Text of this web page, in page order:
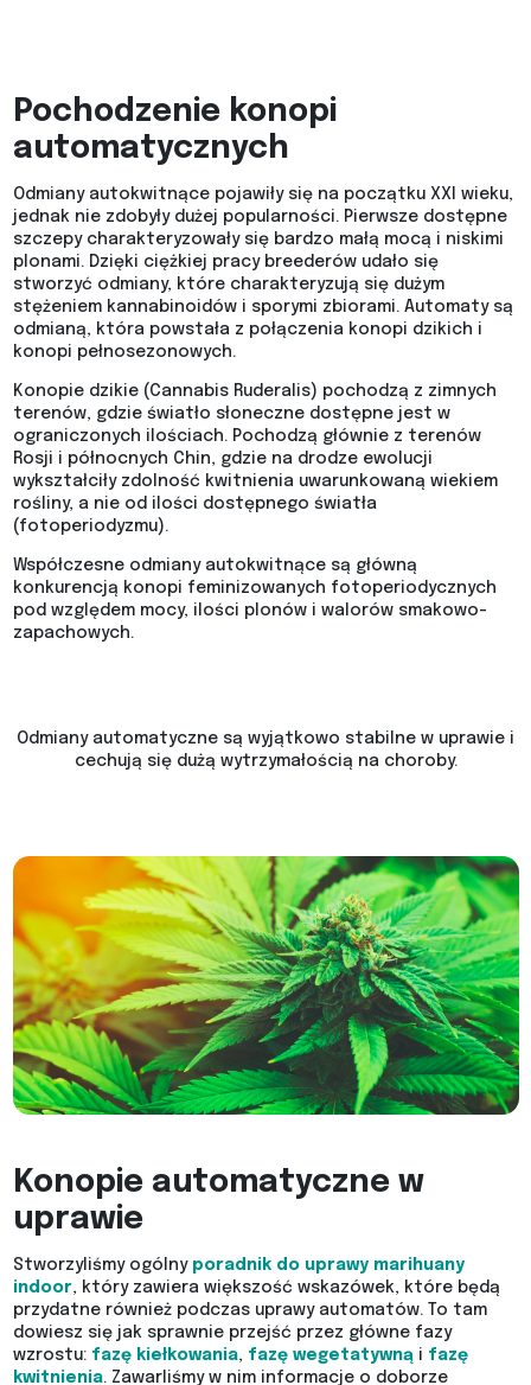
Pochodzenie konopi
automatycznych
Odmiany autokwitnące pojawiły się na początku XXI wieku,
jednak nie zdobyły dużej popularności. Pierwsze dostępne
szczepy charakteryzowały się bardzo małą mocą i niskimi
plonami. Dzięki ciężkiej pracy breederów udało się
stworzyć odmiany, które charakteryzują się dużym
stężeniem kannabinoidów i sporymi zbiorami. Automaty są
odmianą, która powstała z połączenia konopi dzikich i
konopi pełnosezonowych.
Konopie dzikie (Cannabis Ruderalis) pochodzą z zimnych
terenów, gdzie światło słoneczne dostępne jest w
ograniczonych ilościach. Pochodzą głównie z terenów
Rosji i północnych Chin, gdzie na drodze ewolucji
wykształciły zdolność kwitnienia uwarunkowaną wiekiem
rośliny, a nie od ilości dostępnego światła
(fotoperiodyzmu).
Współczesne odmiany autokwitnące są główną
konkurencją konopi feminizowanych fotoperiodycznych
pod względem mocy, ilości plonów i walorów smakowo-
zapachowych.
Odmiany automatyczne są wyjątkowo stabilne w uprawie i
cechują się dużą wytrzymałością na choroby.
Konopie automatyczne w
uprawie
Stworzyliśmy ogólny poradnik do uprawy marihuany
indoor, który zawiera większość wskazówek, które będą
przydatne również podczas uprawy automatów. To tam
dowiesz się jak sprawnie przejść przez główne fazy
wzrostu: fazę kiełkowania, fazę wegetatywną i fazę
kwitnienia. Zawarliśmy w nim informacje o doborze